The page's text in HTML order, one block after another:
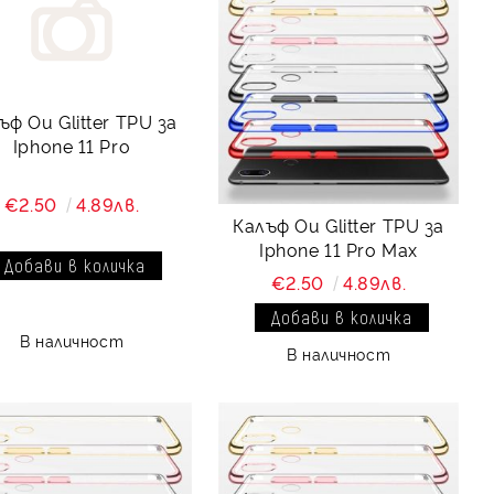
Ou Glitter TPU за
Iphone 11 Pro
€2.50 4.89лв.
В наличност
Калъф Ou Glitter TPU за
Iphone 11 Pro Max
€2.50
4.89лв.
В наличност